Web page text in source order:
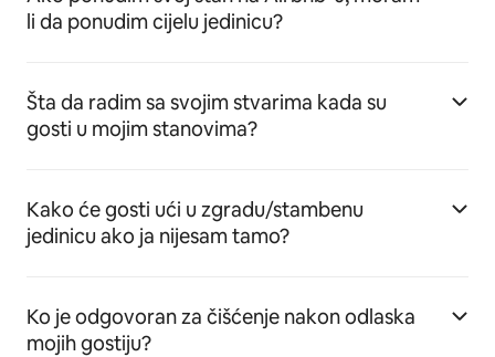
li da ponudim cijelu jedinicu?
Šta da radim sa svojim stvarima kada su
gosti u mojim stanovima?
Kako će gosti ući u zgradu/stambenu
jedinicu ako ja nijesam tamo?
Ko je odgovoran za čišćenje nakon odlaska
mojih gostiju?